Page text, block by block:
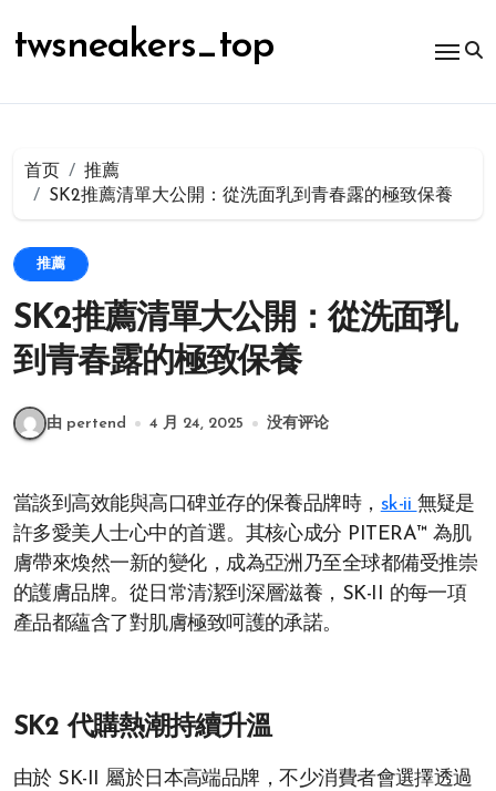
容
twsneakers_top
首页
推薦
SK2推薦清單大公開：從洗面乳到青春露的極致保養
推薦
SK2推薦清單大公開：從洗面乳
到青春露的極致保養
由 pertend 4 月 24, 2025 没有评论
當談到高效能與高口碑並存的保養品牌時， sk-ii 無疑是
許多愛美人士心中的首選。其核心成分 PITERA™ 為肌
膚帶來煥然一新的變化，成為亞洲乃至全球都備受推崇
的護膚品牌。從日常清潔到深層滋養，SK-II 的每一項
產品都蘊含了對肌膚極致呵護的承諾。
SK2 代購熱潮持續升溫
由於 SK-II 屬於日本高端品牌，不少消費者會選擇透過